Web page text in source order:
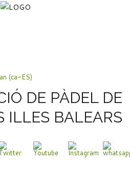
DE PÀDEL DE
ILLES BALEARS